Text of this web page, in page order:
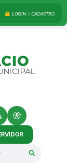
LOGIN / CADASTRO